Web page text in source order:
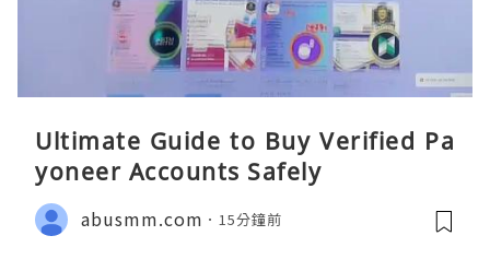
Ultimate Guide to Buy Verified Pa
yoneer Accounts Safely
abusmm.com 15分鐘前